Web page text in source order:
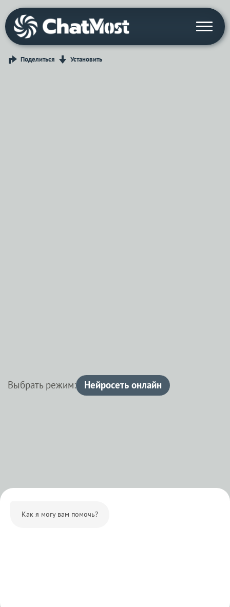
Войти с Telegram
Поделиться Установить
Выбрать режим: Нейросеть онлайн
Как я могу вам помочь?